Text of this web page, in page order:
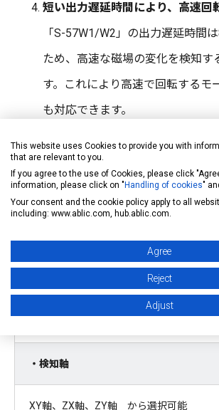
短い出力遅延時間により、高速回
「S-57W1/W2」の出力遅延時間
ため、高速な磁場の変化を検知す
す。これにより高速で回転するモ
も対応できます。
【主な仕様】
・出力タイプ
回転速度/方向出力タイプ、直交交番出力
・検知軸
XY軸、ZX軸、ZY軸 から選択可能
This website uses Cookies to provide you with
that are relevant to you.
If you agree to the use of Cookies, please click
information, please click on "Handling of cookies"
Your consent and the cookie policy apply to all
including: www.ablic.com, hub.ablic.com.
Agree
Reject
Adjust